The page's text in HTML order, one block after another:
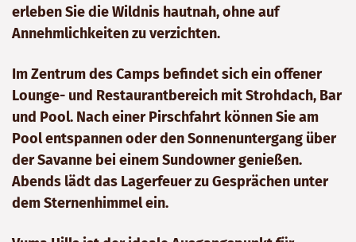
erleben Sie die Wildnis hautnah, ohne auf
Annehmlichkeiten zu verzichten.
Im Zentrum des Camps befindet sich ein offener
Lounge- und Restaurantbereich mit Strohdach, Bar
und Pool. Nach einer Pirschfahrt können Sie am
Pool entspannen oder den Sonnenuntergang über
der Savanne bei einem Sundowner genießen.
Abends lädt das Lagerfeuer zu Gesprächen unter
dem Sternenhimmel ein.